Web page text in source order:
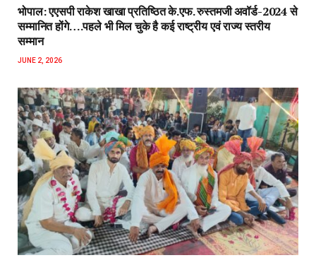
भोपाल: एएसपी राकेश‌ खाखा प्रतिष्ठित के.एफ. रुस्तमजी अवॉर्ड-2024 से
सम्मानित होंगे….पहले भी मिल चुके है कई राष्ट्रीय एवं राज्य स्तरीय
सम्मान
JUNE 2, 2026